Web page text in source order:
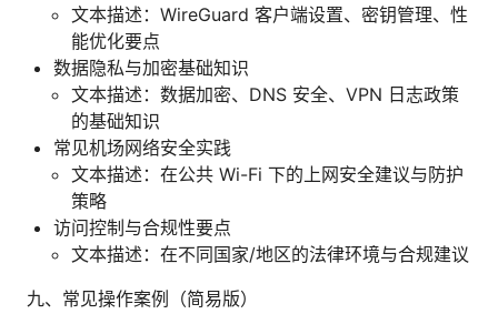
文本描述：WireGuard 客户端设置、密钥管理、性
能优化要点
数据隐私与加密基础知识
文本描述：数据加密、DNS 安全、VPN 日志政策
的基础知识
常见机场网络安全实践
文本描述：在公共 Wi-Fi 下的上网安全建议与防护
策略
访问控制与合规性要点
文本描述：在不同国家/地区的法律环境与合规建议
九、常见操作案例（简易版）